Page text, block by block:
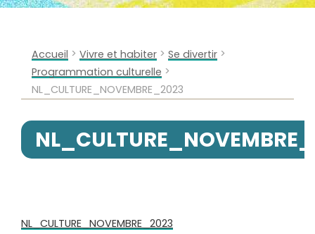
Accueil > Vivre et habiter > Se divertir >
Programmation culturelle >
NL_CULTURE_NOVEMBRE_2023
NL_CULTURE_NOVEMBRE_2023